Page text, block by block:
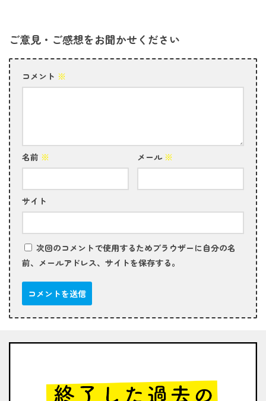
ご意見・ご感想をお聞かせください
コメント ※
名前 ※ メール ※
サイト
次回のコメントで使用するためブラウザーに自分の名
前、メールアドレス、サイトを保存する。